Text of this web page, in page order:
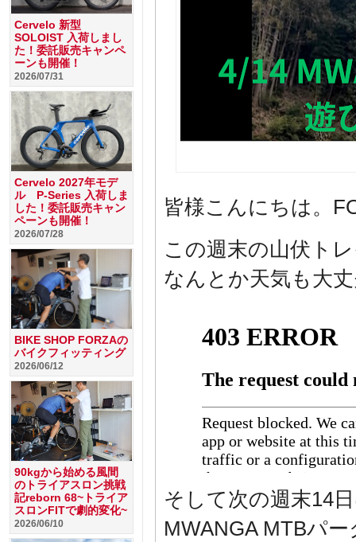
皆様こんにちは。
この週末の山伏ト
なんとか天気も大
そして次の週末14
MWANGA MTBパ
Cervelo 新型
SOLOIST 入荷しまし
た！委託販売キャンペ
ーンも開催！
2026/07/31
Cervelo 2027年モデ
ル P-Series 入荷しま
した！委託販売キャン
ペーンも開催！
2026/07/28
BIKE SHOP FORZAの
バイクフィッティング
2026/06/12
90kgから始める風間
のトライアスロン挑戦
記reborn 68~トライア
スロンFITで劇的変化~
2026/06/10